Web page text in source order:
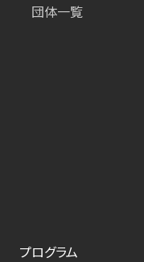
団体一覧
プログラム